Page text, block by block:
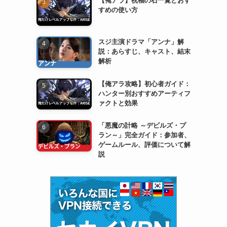
すめの使い方
スジ主演ドラマ「アンナ」解
説：あらすじ、キャスト、結末
解析
【俺アラ攻略】初心者ガイド：
ハンター別おすすめアーティフ
ァクトと効果
「悪魔の計略 ～デビルズ・プ
ラン～」完全ガイド：参加者、
ゲームルール、評価について解
説